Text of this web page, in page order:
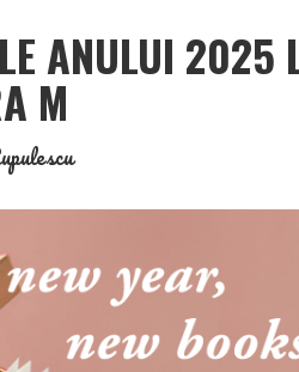
ANULUI 2025
M